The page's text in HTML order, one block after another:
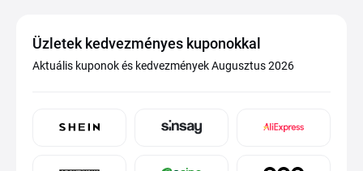
Üzletek kedvezményes kuponokkal
Aktuális kuponok és kedvezmények Augusztus 2026